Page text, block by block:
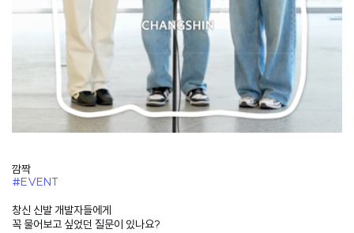
깜짝
#EVENT
창신 신발 개발자들에게
꼭 물어보고 싶었던 질문이 있나요?